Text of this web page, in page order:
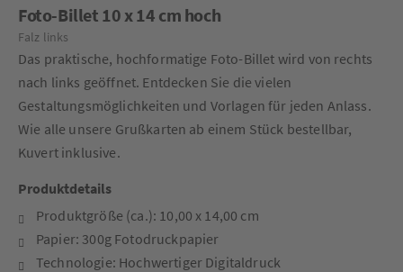
Foto-Billet 10 x 14 cm hoch
Falz links
Das praktische, hochformatige Foto-Billet wird von rechts
nach links geöffnet. Entdecken Sie die vielen
Gestaltungsmöglichkeiten und Vorlagen für jeden Anlass.
Wie alle unsere Grußkarten ab einem Stück bestellbar,
Kuvert inklusive.
Produktdetails
Produktgröße (ca.): 10,00 x 14,00 cm
Papier: 300g Fotodruckpapier
Technologie: Hochwertiger Digitaldruck